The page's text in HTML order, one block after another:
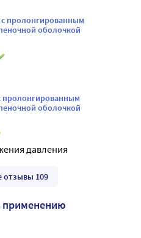
пролонгированным
оболочкой
пролонгированным
оболочкой
давления
отзывы 109
применению